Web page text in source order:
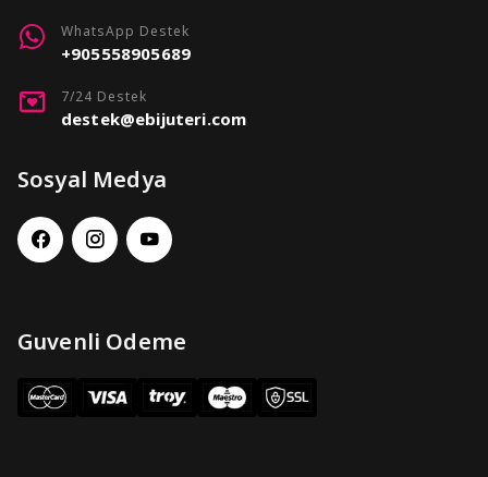
WhatsApp Destek
+905558905689
7/24 Destek
destek@ebijuteri.com
Sosyal Medya
Guvenli Odeme